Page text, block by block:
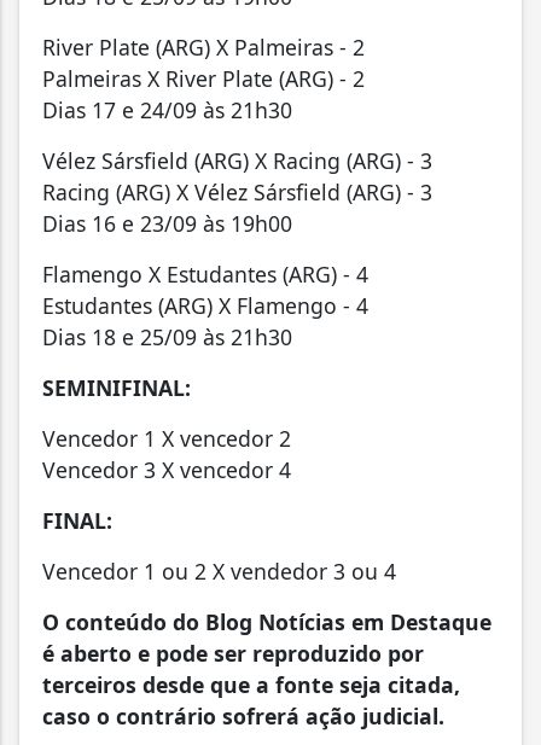
River Plate (ARG) X Palmeiras - 2
Palmeiras X River Plate (ARG) - 2
Dias 17 e 24/09 às 21h30
Vélez Sársfield (ARG) X Racing (ARG) - 3
Racing (ARG) X Vélez Sársfield (ARG) - 3
Dias 16 e 23/09 às 19h00
Flamengo X Estudantes (ARG) - 4
Estudantes (ARG) X Flamengo - 4
Dias 18 e 25/09 às 21h30
SEMINIFINAL:
Vencedor 1 X vencedor 2
Vencedor 3 X vencedor 4
FINAL:
Vencedor 1 ou 2 X vendedor 3 ou 4
O conteúdo do Blog Notícias em Destaque
é aberto e pode ser reproduzido por
terceiros desde que a fonte seja citada,
caso o contrário sofrerá ação judicial.